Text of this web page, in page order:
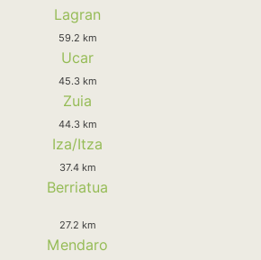
Lagran
59.2 km
Ucar
45.3 km
Zuia
44.3 km
Iza/Itza
37.4 km
Berriatua
27.2 km
Mendaro